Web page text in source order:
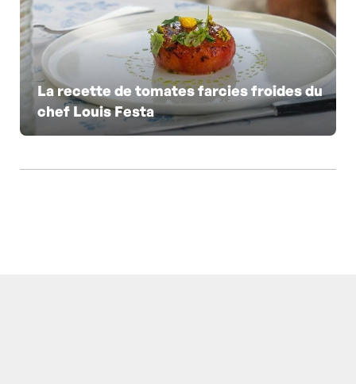
La recette de tomates farcies froides du
chef Louis Festa